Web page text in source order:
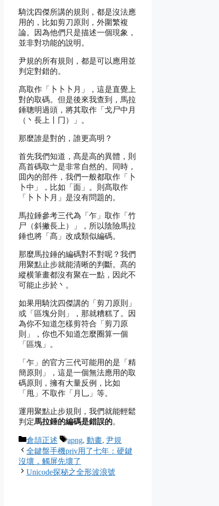
騎沈四傑所講的規則，都是沒法應
用的，比如剪刀原則，外圍繁複
論。因為他們只是描述一個現象，
並非對功能的說明。
尹規的所有規則，都是可以應用並
判定對錯的。
髙取作「卜卜卜月」，這是直覺上
對的取碼。但是後來我查到，馬拉
錘聰明過頭，將其取作「戈尸中月
（丶 長上 丨冂）」。
那麼誰是對的，誰更高明？
首先我們知道，髙是高的異體，則
髙首碼取亠是非常自然的。同時，
囬內的部件，我們一般都取作「卜
卜中」，比如「面」。則髙取作
「卜卜卜月」是沒有問題的。
馬拉錘參考三代為「乍」取作「竹
尸（斜撇長上 ）」，所以陰險馬拉
錘也將「髙」改成類似編碼。
那麼馬拉錘的編碼對不對呢？我們
用聚點止步就能清晰的判斷。髙的
縱横筆畫都沒有聚在一點，因此不
可能止步於丶。
如果用騎沈四傑講的「剪刀原則」
或「區塊分則」，那就糟糕了。因
為你不知道怎樣剪符合「剪刀原
則」，你也不知道怎麼圈算一個
「區塊」。
「乍」的官方三代可能用的是「精
簡原則」，這是一個無法應用的取
碼原則，擁有大量反例，比如
「甩」不取作「月乚」等。
運用聚點止步規則，我們就能輕鬆
判定馬拉錘的編碼是錯誤的。
Categories
倉頡正述 Tags
apng, 動畫, 尹規
全鍵盤手機priv用了七年：硬鍵
沒壞，觸屏先壞了
Unicode探秘之全形波浪號